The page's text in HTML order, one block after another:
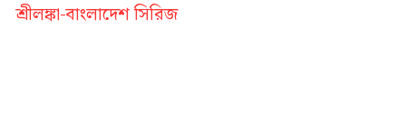
শ্রীলঙ্কা-বাংলাদেশ সিরিজ